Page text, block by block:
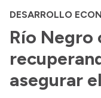
Estructura
Autoridades
Normativa
Generación y
DESARROLLO
Río Negro
asegurar